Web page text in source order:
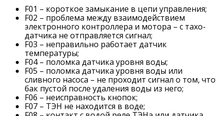
F01 – короткое замыкание в цепи управления;
F02 – проблема между взаимодействием
электронного контроллера и мотора – с тахо-
датчика не отправляется сигнал;
F03 – неправильно работает датчик
температуры;
F04 – поломка датчика уровня воды;
F05 – поломка датчика уровня воды или
сливного насоса – не проходит сигнал о том, что
бак пустой после удаления воды из него;
F06 – неисправность кнопок;
F07 – ТЭН не находится в воде;